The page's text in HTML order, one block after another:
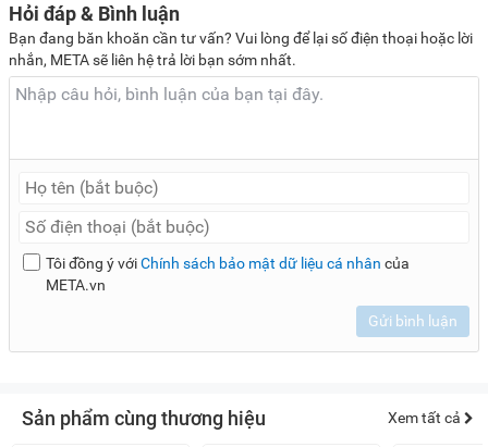
Hỏi đáp & Bình luận
Bạn đang băn khoăn cần tư vấn? Vui lòng để lại số điện thoại hoặc lời
nhắn, META sẽ liên hệ trả lời bạn sớm nhất.
Tôi đồng ý vớiChính sách bảo mật dữ liệu cá nhân của
META.vn
Gửi bình luận
Sản phẩm cùng thương hiệu Xem tất cả